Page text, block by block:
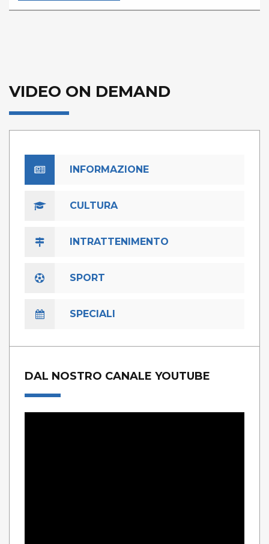
VIDEO ON DEMAND
INFORMAZIONE
CULTURA
INTRATTENIMENTO
SPORT
SPECIALI
DAL NOSTRO CANALE YOUTUBE